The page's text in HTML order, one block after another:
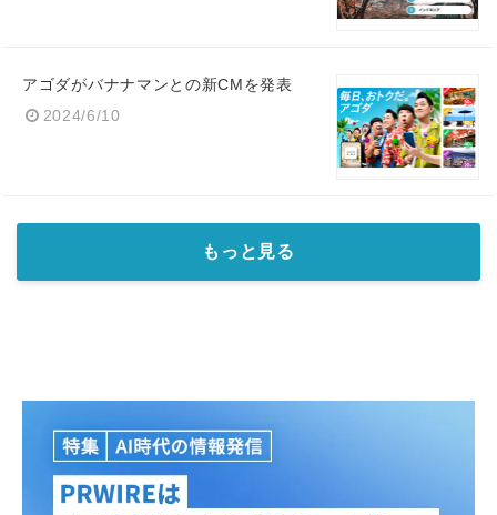
アゴダがバナナマンとの新CMを発表
2024/6/10
もっと見る